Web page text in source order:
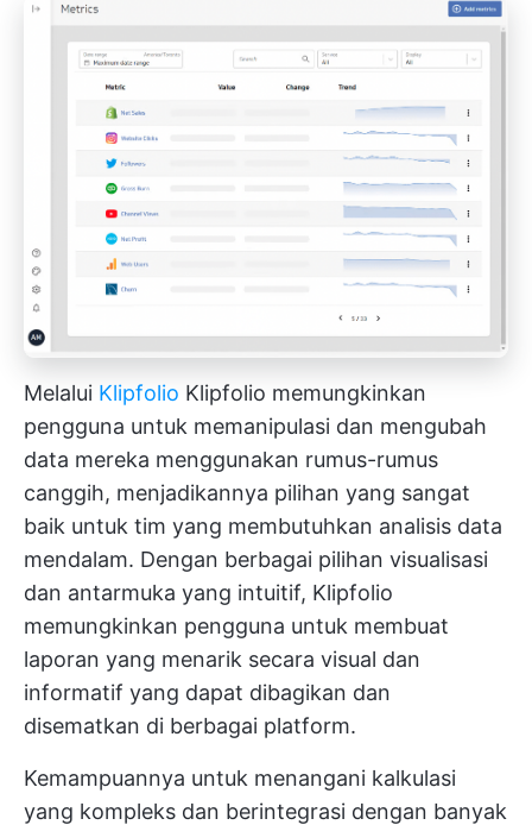
Melalui Klipfolio Klipfolio memungkinkan
pengguna untuk memanipulasi dan mengubah
data mereka menggunakan rumus-rumus
canggih, menjadikannya pilihan yang sangat
baik untuk tim yang membutuhkan analisis data
mendalam. Dengan berbagai pilihan visualisasi
dan antarmuka yang intuitif, Klipfolio
memungkinkan pengguna untuk membuat
laporan yang menarik secara visual dan
informatif yang dapat dibagikan dan
disematkan di berbagai platform.
Kemampuannya untuk menangani kalkulasi
yang kompleks dan berintegrasi dengan banyak